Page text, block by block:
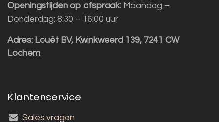
Openingstijden op afspraak: Maandag –
Donderdag: 8:30 – 16:00 uur
Adres: Louët BV, Kwinkweerd 139, 7241 CW
Lochem
Klantenservice
Sales vragen